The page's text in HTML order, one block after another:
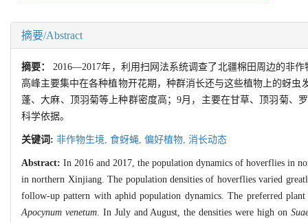
摘要/Abstract
摘要：2016—2017年，利用扫网法系统调查了北疆棉田周边的非
高峰主要集中在各种植物开花期，种群消长还与这些植物上的蚜
蓬、大麻、顶羽菊等上种群密度高；9月，主要在甘草、顶羽菊、
科学依据。
关键词: 非作物生境, 食蚜蝇, 偏好植物, 消长动态
Abstract:In 2016 and 2017, the population dynamics of hoverflies in
in northern Xinjiang. The population densities of hoverflies varied
follow-up pattern with aphid population dynamics. The preferred
Apocynum venetum. In July and August, the densities were high on